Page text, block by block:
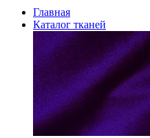
Главная
Каталог тканей